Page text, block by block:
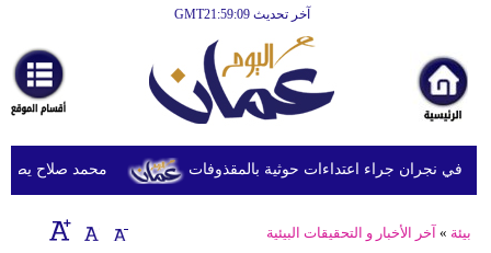
آخر تحديث GMT21:59:09
أخبارعاجلة
رياضة
ثقافة
إقتصاد
محمد صلاح يصل
بيئة » آخر الأخبار و التحقيقات البيئية